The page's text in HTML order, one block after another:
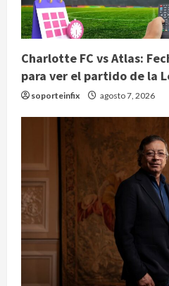
Charlotte FC vs Atlas:
para ver el partido de la
soporteinfix agosto 7, 2026